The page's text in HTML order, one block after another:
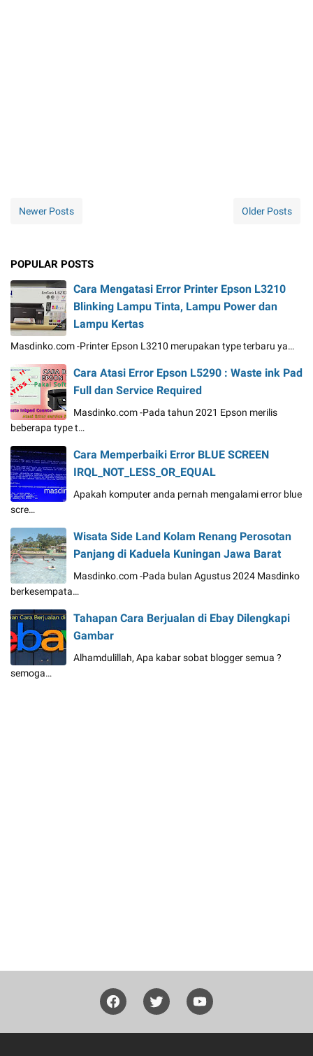
Newer Posts Older Posts
POPULAR POSTS
Cara Mengatasi Error Printer Epson L3210
Blinking Lampu Tinta, Lampu Power dan
Lampu Kertas
Masdinko.com -Printer Epson L3210 merupakan type terbaru ya…
Cara Atasi Error Epson L5290 : Waste ink Pad
Full dan Service Required
Masdinko.com -Pada tahun 2021 Epson merilis
beberapa type t…
Cara Memperbaiki Error BLUE SCREEN
IRQL_NOT_LESS_OR_EQUAL
Apakah komputer anda pernah mengalami error blue
scre…
Wisata Side Land Kolam Renang Perosotan
Panjang di Kaduela Kuningan Jawa Barat
Masdinko.com -Pada bulan Agustus 2024 Masdinko
berkesempata…
Tahapan Cara Berjualan di Ebay Dilengkapi
Gambar
Alhamdulillah, Apa kabar sobat blogger semua ?
semoga…